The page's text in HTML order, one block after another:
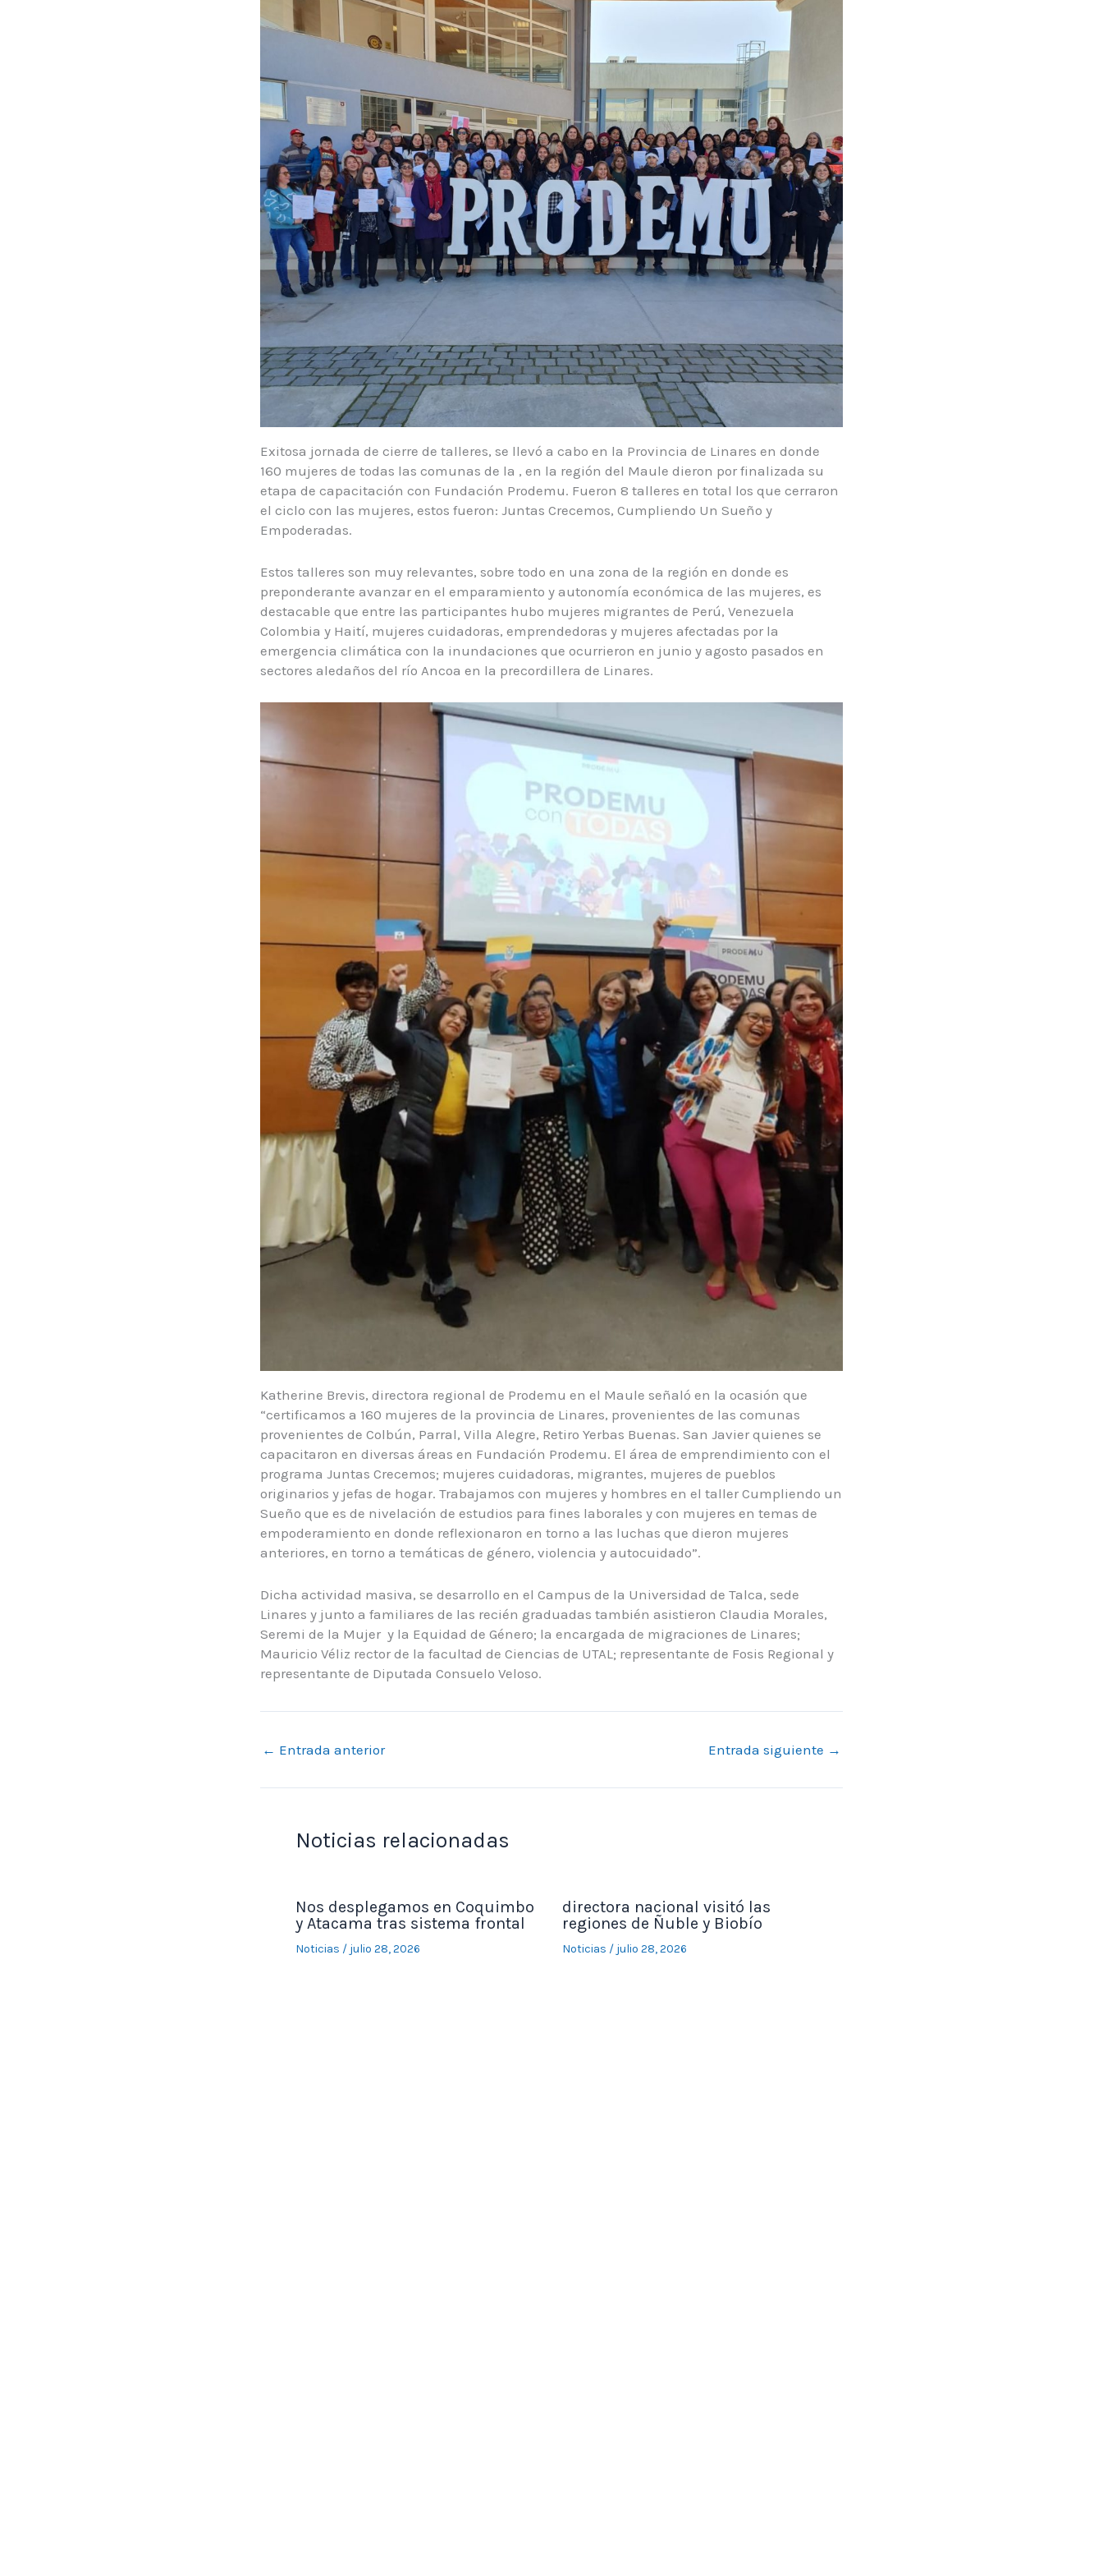
Exitosa jornada de cierre de talleres, se llevó a cabo en la Provincia de Linares en donde
160 mujeres de todas las comunas de la , en la región del Maule dieron por finalizada su
etapa de capacitación con Fundación Prodemu. Fueron 8 talleres en total los que cerraron
el ciclo con las mujeres, estos fueron: Juntas Crecemos, Cumpliendo Un Sueño y
Empoderadas.
Estos talleres son muy relevantes, sobre todo en una zona de la región en donde es
preponderante avanzar en el emparamiento y autonomía económica de las mujeres, es
destacable que entre las participantes hubo mujeres migrantes de Perú, Venezuela
Colombia y Haití, mujeres cuidadoras, emprendedoras y mujeres afectadas por la
emergencia climática con la inundaciones que ocurrieron en junio y agosto pasados en
sectores aledaños del río Ancoa en la precordillera de Linares.
Katherine Brevis, directora regional de Prodemu en el Maule señaló en la ocasión que
“certificamos a 160 mujeres de la provincia de Linares, provenientes de las comunas
provenientes de Colbún, Parral, Villa Alegre, Retiro Yerbas Buenas. San Javier quienes se
capacitaron en diversas áreas en Fundación Prodemu. El área de emprendimiento con el
programa Juntas Crecemos; mujeres cuidadoras, migrantes, mujeres de pueblos
originarios y jefas de hogar. Trabajamos con mujeres y hombres en el taller Cumpliendo un
Sueño que es de nivelación de estudios para fines laborales y con mujeres en temas de
empoderamiento en donde reflexionaron en torno a las luchas que dieron mujeres
anteriores, en torno a temáticas de género, violencia y autocuidado”.
Dicha actividad masiva, se desarrollo en el Campus de la Universidad de Talca, sede
Linares y junto a familiares de las recién graduadas también asistieron Claudia Morales,
Seremi de la Mujer y la Equidad de Género; la encargada de migraciones de Linares;
Mauricio Véliz rector de la facultad de Ciencias de UTAL; representante de Fosis Regional y
representante de Diputada Consuelo Veloso.
← Entrada anterior Entrada siguiente →
Noticias relacionadas
Nos desplegamos en Coquimbo
y Atacama tras sistema frontal
Noticias / julio 28, 2026
directora nacional visitó las
regiones de Ñuble y Biobío
Noticias / julio 28, 2026